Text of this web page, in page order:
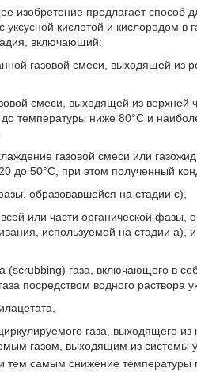
изобретение предлагает способ
уксусной кислотой и кислородом
включающий:
газовой смеси, выходящей из
смеси, выходящей из
до температуры ниже 80°С и
газовой смеси или
до 50°С, при этом полученный
образовавшейся на стадии с),
или части органической фазы,
используемой на стадии а),
(scrubbing) газа, включающего в
посредством водного раствора
газа, выходящего
газом, выходящим из системы
тем самым снижение